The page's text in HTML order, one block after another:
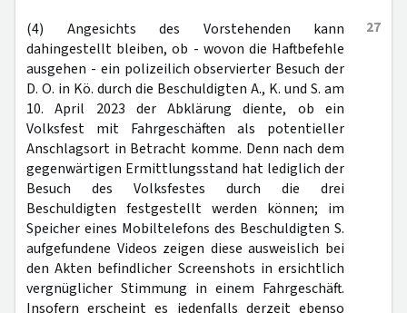
27
(4) Angesichts des Vorstehenden kann
dahingestellt bleiben, ob - wovon die Haftbefehle
ausgehen - ein polizeilich observierter Besuch der
D. O. in Kö. durch die Beschuldigten A., K. und S. am
10. April 2023 der Abklärung diente, ob ein
Volksfest mit Fahrgeschäften als potentieller
Anschlagsort in Betracht komme. Denn nach dem
gegenwärtigen Ermittlungsstand hat lediglich der
Besuch des Volksfestes durch die drei
Beschuldigten festgestellt werden können; im
Speicher eines Mobiltelefons des Beschuldigten S.
aufgefundene Videos zeigen diese ausweislich bei
den Akten befindlicher Screenshots in ersichtlich
vergnüglicher Stimmung in einem Fahrgeschäft.
Insofern erscheint es jedenfalls derzeit ebenso